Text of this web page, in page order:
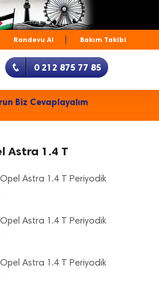
Randevu Al Bakım Takibi
0 212 875 77 85
Biz Cevaplayalım
Astra 1.4 T
Astra 1.4 T Periyodik
Astra 1.4 T Periyodik
Astra 1.4 T Periyodik